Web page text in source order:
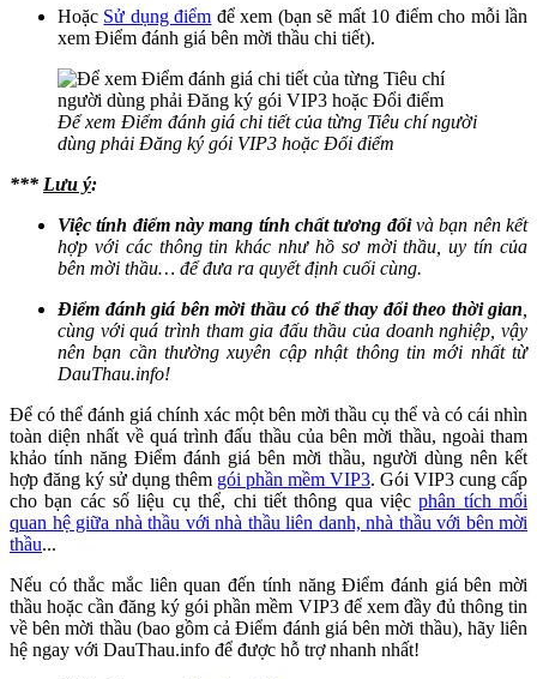
Hoặc Sử dụng điểm để xem (bạn sẽ mất 10 điểm cho mỗi lần
xem Điểm đánh giá bên mời thầu chi tiết).
Để xem Điểm đánh giá chi tiết của từng Tiêu chí người
dùng phải Đăng ký gói VIP3 hoặc Đổi điểm
*** Lưu ý:
Việc tính điểm này mang tính chất tương đốivà bạn nên kết
hợp với các thông tin khác như hồ sơ mời thầu, uy tín của
bên mời thầu… để đưa ra quyết định cuối cùng.
Điểm đánh giá bên mời thầu có thể thay đổi theo thời gian
cùng với quá trình tham gia đấu thầu của doanh nghiệp, vậy
nên bạn cần thường xuyên cập nhật thông tin mới nhất từ
DauThau.info!
Để có thể đánh giá chính xác một bên mời thầu cụ thể và có cái nhìn
toàn diện nhất về quá trình đấu thầu của bên mời thầu, ngoài tham
khảo tính năng Điểm đánh giá bên mời thầu, người dùng nên kết
hợp đăng ký sử dụng thêm gói phần mềm VIP3. Gói VIP3 cung cấp
cho bạn các số liệu cụ thể, chi tiết thông qua việcphân tích mối
quan hệ giữa nhà thầu với nhà thầu liên danh, nhà thầu với bên mời
thầu...
Nếu có thắc mắc liên quan đến tính năng Điểm đánh giá bên mời
thầu hoặc cần đăng ký gói phần mềm VIP3 để xem đầy đủ thông tin
về bên mời thầu (bao gồm cả Điểm đánh giá bên mời thầu), hãy liên
hệ ngay với DauThau.info để được hỗ trợ nhanh nhất!